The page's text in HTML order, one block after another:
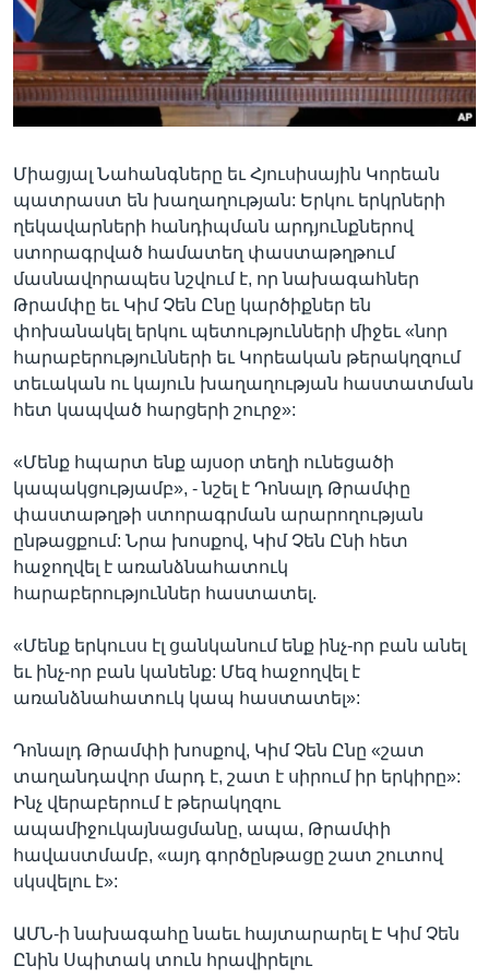
Լեզուներ
Միացյալ Նահանգները եւ Հյուսիսային Կորեան
պատրաստ են խաղաղության: Երկու երկրների
ղեկավարների հանդիպման արդյունքներով
ստորագրված համատեղ փաստաթղթում
մասնավորապես նշվում է, որ նախագահներ
Թրամփը եւ Կիմ Չեն Ընը կարծիքներ են
փոխանակել երկու պետությունների միջեւ «նոր
հարաբերությունների եւ Կորեական թերակղզում
տեւական ու կայուն խաղաղության հաստատման
հետ կապված հարցերի շուրջ»:
«Մենք հպարտ ենք այսօր տեղի ունեցածի
կապակցությամբ», - նշել է Դոնալդ Թրամփը
փաստաթղթի ստորագրման արարողության
ընթացքում: Նրա խոսքով, Կիմ Չեն Ընի հետ
հաջողվել է առանձնահատուկ
հարաբերություններ հաստատել.
«Մենք երկուսս էլ ցանկանում ենք ինչ-որ բան անել
եւ ինչ-որ բան կանենք: Մեզ հաջողվել է
առանձնահատուկ կապ հաստատել»:
Դոնալդ Թրամփի խոսքով, Կիմ Չեն Ընը «շատ
տաղանդավոր մարդ է, շատ է սիրում իր երկիրը»:
Ինչ վերաբերում է թերակղզու
ապամիջուկայնացմանը, ապա, Թրամփի
հավաստմամբ, «այդ գործընթացը շատ շուտով
սկսվելու է»:
ԱՄՆ-ի նախագահը նաեւ հայտարարել Է Կիմ Չեն
Ընին Սպիտակ տուն հրավիրելու